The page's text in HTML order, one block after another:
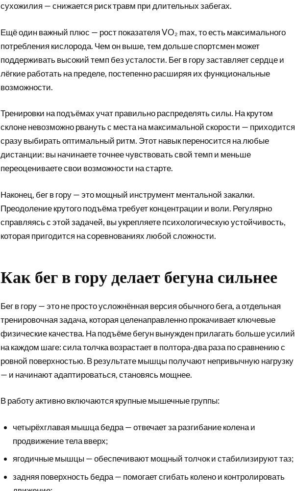
сухожилия — снижается риск травм при длительных забегах.
Ещё один важный плюс — рост показателя VO₂ max, то есть максимального
потребления кислорода. Чем он выше, тем дольше спортсмен может
поддерживать высокий темп без усталости. Бег в гору заставляет сердце и
лёгкие работать на пределе, постепенно расширяя их функциональные
возможности.
Тренировки на подъёмах учат правильно распределять силы. На крутом
склоне невозможно рвануть с места на максимальной скорости — приходится
сразу выбирать оптимальный ритм. Этот навык переносится на любые
дистанции: вы начинаете точнее чувствовать свой темп и меньше
переоцениваете свои возможности на старте.
Наконец, бег в гору — это мощный инструмент ментальной закалки.
Преодоление крутого подъёма требует концентрации и воли. Регулярно
справляясь с этой задачей, вы укрепляете психологическую устойчивость,
которая пригодится на соревнованиях любой сложности.
Как бег в гору делает бегуна сильнее
Бег в гору — это не просто усложнённая версия обычного бега, а отдельная
тренировочная задача, которая целенаправленно прокачивает ключевые
физические качества. На подъёме бегун вынужден прилагать больше усилий
на каждом шаге: сила толчка возрастает в полтора‑два раза по сравнению с
ровной поверхностью. В результате мышцы получают непривычную нагрузку
— и начинают адаптироваться, становясь мощнее.
В работу активно включаются крупные мышечные группы:
четырёхглавая мышца бедра — отвечает за разгибание колена и
продвижение тела вверх;
ягодичные мышцы — обеспечивают мощный толчок и стабилизируют таз;
задняя поверхность бедра — помогает сгибать колено и контролировать